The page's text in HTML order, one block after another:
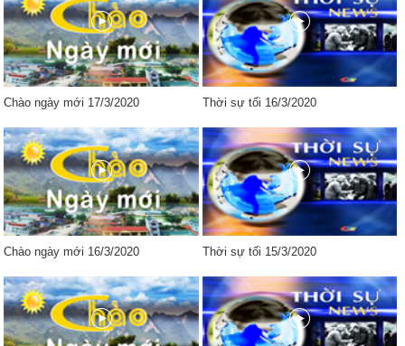
Chào ngày mới 17/3/2020 Thời sự tối 16/3/2020
Chào ngày mới 16/3/2020 Thời sự tối 15/3/2020